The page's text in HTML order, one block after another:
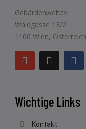
Gebärdenwelt.tv
Waldgasse 13/2
1100 Wien, Österreich
Wichtige Links
Kontakt